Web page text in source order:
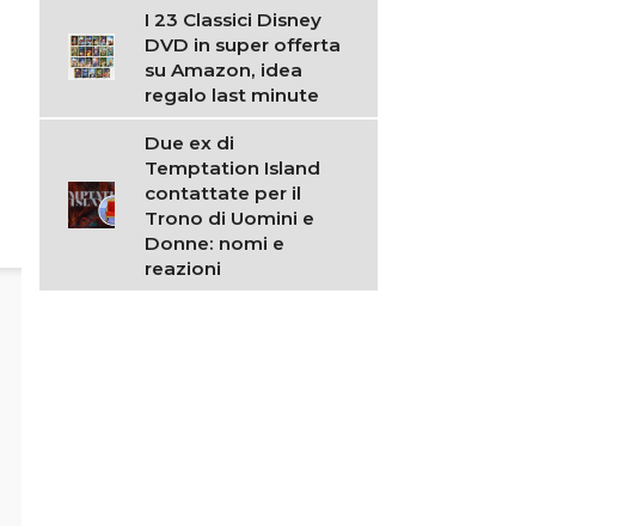
I 23 Classici Disney
DVD in super offerta
su Amazon, idea
regalo last minute
Due ex di
Temptation Island
contattate per il
Trono di Uomini e
Donne: nomi e
reazioni